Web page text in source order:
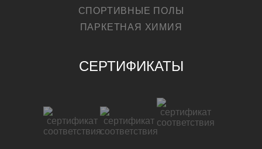
СПОРТИВНЫЕ ПОЛЫ
ПАРКЕТНАЯ ХИМИЯ
СЕРТИФИКАТЫ